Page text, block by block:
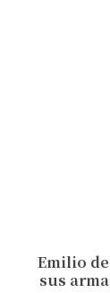
Emilio
sus